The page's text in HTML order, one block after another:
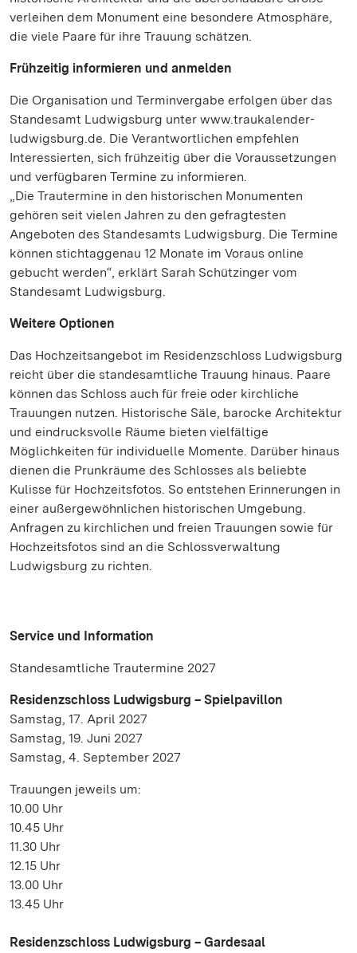
verleihen dem Monument eine besondere Atmosphäre,
die viele Paare für ihre Trauung schätzen.
Frühzeitig informieren und anmelden
Die Organisation und Terminvergabe erfolgen über das
Standesamt Ludwigsburg unter www.traukalender-
ludwigsburg.de. Die Verantwortlichen empfehlen
Interessierten, sich frühzeitig über die Voraussetzungen
und verfügbaren Termine zu informieren.
„Die Trautermine in den historischen Monumenten
gehören seit vielen Jahren zu den gefragtesten
Angeboten des Standesamts Ludwigsburg. Die Termine
können stichtaggenau 12 Monate im Voraus online
gebucht werden“, erklärt Sarah Schützinger vom
Standesamt Ludwigsburg.
Weitere Optionen
Das Hochzeitsangebot im Residenzschloss Ludwigsburg
reicht über die standesamtliche Trauung hinaus. Paare
können das Schloss auch für freie oder kirchliche
Trauungen nutzen. Historische Säle, barocke Architektur
und eindrucksvolle Räume bieten vielfältige
Möglichkeiten für individuelle Momente. Darüber hinaus
dienen die Prunkräume des Schlosses als beliebte
Kulisse für Hochzeitsfotos. So entstehen Erinnerungen in
einer außergewöhnlichen historischen Umgebung.
Anfragen zu kirchlichen und freien Trauungen sowie für
Hochzeitsfotos sind an die Schlossverwaltung
Ludwigsburg zu richten.
Service und Information
Standesamtliche Trautermine 2027
Residenzschloss Ludwigsburg – Spielpavillon
Samstag, 17. April 2027
Samstag, 19. Juni 2027
Samstag, 4. September 2027
Trauungen jeweils um:
10.00 Uhr
10.45 Uhr
11.30 Uhr
12.15 Uhr
13.00 Uhr
13.45 Uhr
Residenzschloss Ludwigsburg – Gardesaal